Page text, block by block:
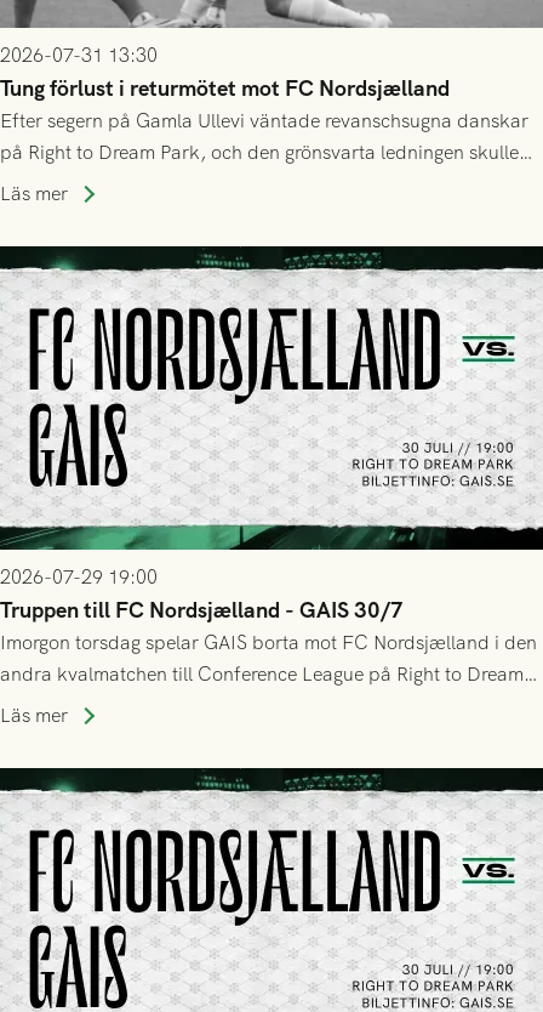
2026-07-31 13:30
Tung förlust i returmötet mot FC Nordsjælland
Efter segern på Gamla Ullevi väntade revanschsugna danskar
på Right to Dream Park, och den grönsvarta ledningen skulle
upphöra efter mindre än kvarten spelad. På lika mark visade
tennissiffror och det grönsvarta europaäventyret tog slut.
Läs mer
2026-07-29 19:00
Truppen till FC Nordsjælland - GAIS 30/7
Imorgon torsdag spelar GAIS borta mot FC Nordsjælland i den
andra kvalmatchen till Conference League på Right to Dream
Park! Fredrik Holmberg och ledarstaben har tagit ut följande
Läs mer